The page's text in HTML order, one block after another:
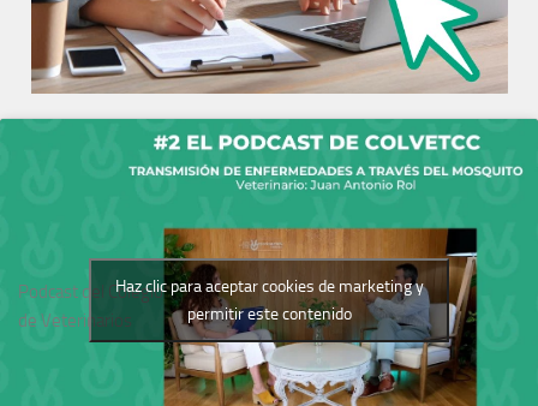
Podcast del Colegio
de Veterinarios
Haz clic para aceptar cookies de marketing y
permitir este contenido